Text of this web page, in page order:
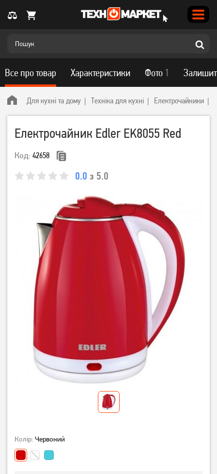
Для кухні та дому Техніка для кухні Електрочайники
Електрочайник Edler EK8055 Red
Код: 42658
0.0 з 5.0
Все про товар Характеристики Фото 1
Колір: Червоний